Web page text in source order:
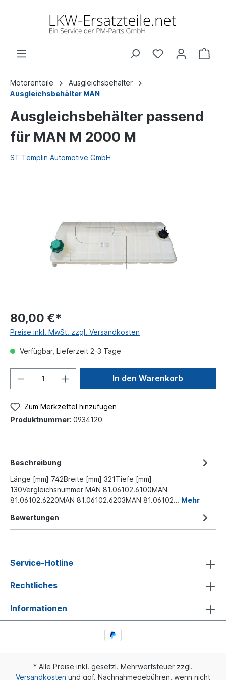
Motorenteile
Ausgleichsbehälter
Ausgleichsbehälter MAN
Ausgleichsbehälter passend
für MAN M 2000 M
ST Templin Automotive GmbH
80,00 €*
Preise inkl. MwSt. zzgl. Versandkosten
Verfügbar, Lieferzeit 2-3 Tage
In den Warenkorb
Zum Merkzettel hinzufügen
Produktnummer: 0934120
Beschreibung
Länge [mm] 742Breite [mm] 321Tiefe [mm]
130Vergleichsnummer MAN 81.06102.6100MAN
81.06102.6220MAN 81.06102.6203MAN 81.06102… Mehr
Bewertungen
Service-Hotline
Rechtliches
Informationen
* Alle Preise inkl. gesetzl. Mehrwertsteuer zzgl.
Versandkosten und ggf. Nachnahmegebühren, wenn nicht